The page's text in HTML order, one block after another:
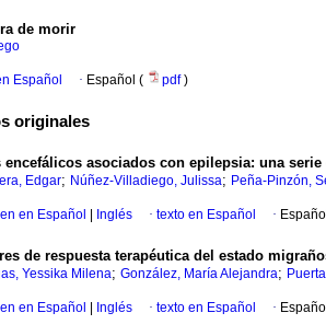
de morir
Español · Español ( pdf)
originales
encefálicos asociados con epilepsia: una serie
Edgar; Núñez-Villadiego, Julissa; Peña-Pinzón,
en Español Inglés · texto en Español ·
de respuesta terapéutica del estado
Yessika Milena; González, María Alejandra;
en Español Inglés · texto en Español ·